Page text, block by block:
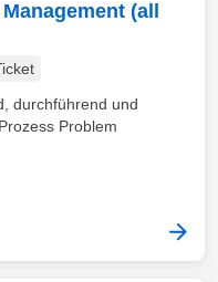
(all
durchführend und
Problem